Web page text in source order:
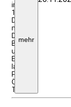
im
1/2
DZ
mit
DU/WC;
Begegnungen
und
Eintritte
laut
Programm,
ÖPNV-
Ticket.
mehr